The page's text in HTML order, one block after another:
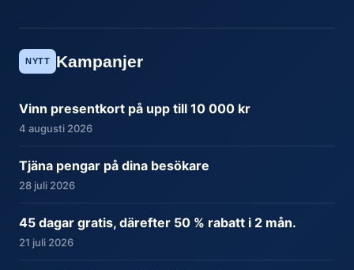
NYTT Kampanjer
Vinn presentkort på upp till 10 000 kr
4 augusti 2026
Tjäna pengar på dina besökare
28 juli 2026
45 dagar gratis, därefter 50 % rabatt i 2 mån.
21 juli 2026